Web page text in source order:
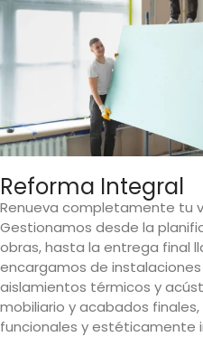
Reforma Integral
Renueva completamente tu
Gestionamos desde la
obras, hasta la entrega final
encargamos de
aislamientos térmicos y
mobiliario y acabados
funcionales y estéticamente